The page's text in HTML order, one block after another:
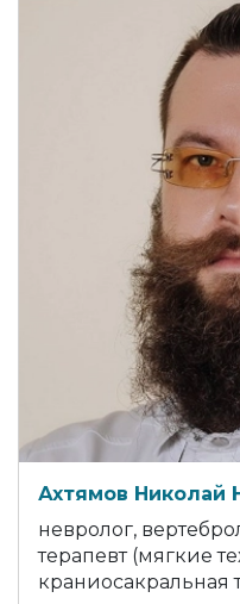
Ахтямов Николай
невролог,
терапевт (мягкие
краниосакральная